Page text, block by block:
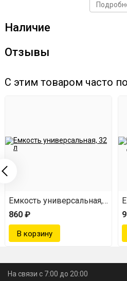
воды, чтобы общий объём
спиртовые дрожжи,
Наличие
Отзывы
С этим товаром часто
Емкость универсальная, 32 л
860 ₽
На связи с 7:00 до 20:00